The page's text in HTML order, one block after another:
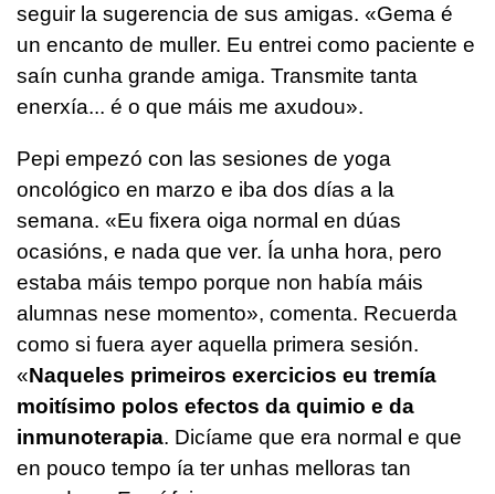
seguir la sugerencia de sus amigas. «Gema é
un encanto de muller. Eu entrei como paciente e
saín cunha grande amiga. Transmite tanta
enerxía... é o que máis me axudou».
Pepi empezó con las sesiones de yoga
oncológico en marzo e iba dos días a la
semana. «Eu fixera oiga normal en dúas
ocasións, e nada que ver. Ía unha hora, pero
estaba máis tempo porque non había máis
alumnas nese momento», comenta. Recuerda
como si fuera ayer aquella primera sesión.
«Naqueles primeiros exercicios eu tremía
moitísimo polos efectos da quimio e da
inmunoterapia. Dicíame que era normal e que
en pouco tempo ía ter unhas melloras tan